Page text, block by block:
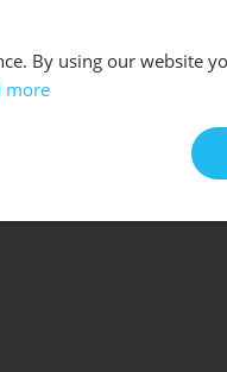
By using our website
more